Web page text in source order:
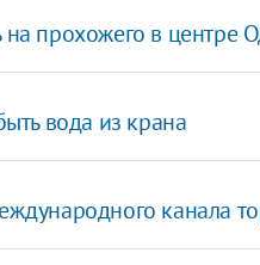
прохожего в центре
вода из крана
канала